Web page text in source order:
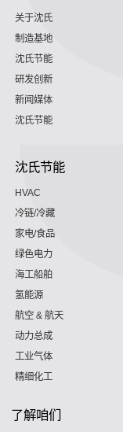
关于沈氏
制造基地
沈氏节能
研发创新
新闻媒体
沈氏节能
沈氏节能
HVAC
冷链/冷藏
家电/食品
绿色电力
海工船舶
氢能源
航空 & 航天
动力总成
工业气体
精细化工
了解咱们